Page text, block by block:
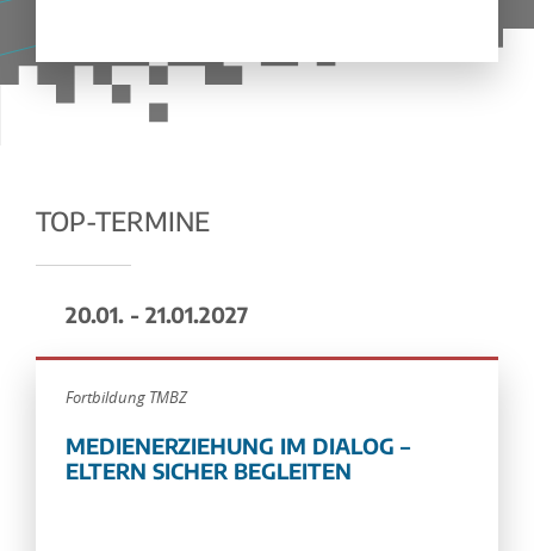
TOP-TERMINE
20.01. - 21.01.2027
Fortbildung TMBZ
MEDIENERZIEHUNG IM DIALOG –
ELTERN SICHER BEGLEITEN